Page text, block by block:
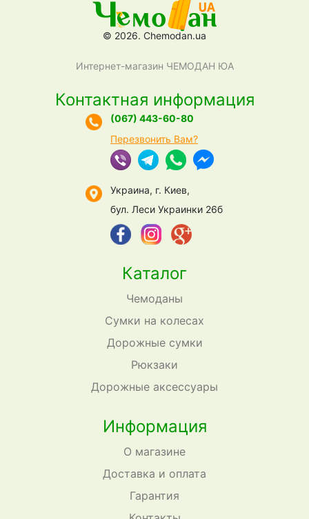
© 2026. Chemodan.ua
Интернет-магазин ЧЕМОДАН ЮА
Каталог
Чемоданы
Сумки на колесах
Дорожные сумки
Рюкзаки
Дорожные аксессуары
Информация
О магазине
Доставка и оплата
Гарантия
Контактная информация
(067) 443-60-80
Перезвонить Вам?
Украина, г. Киев,
бул. Леси Украинки 26б